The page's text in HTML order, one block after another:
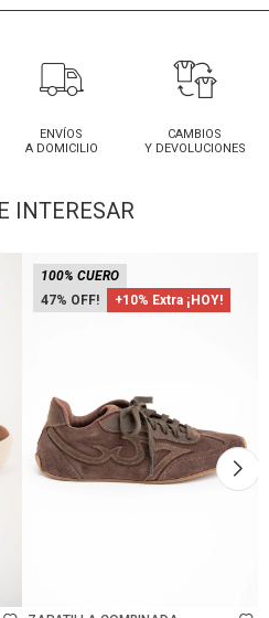
ENVÍOS
A DOMICILIO
CAMBIOS
Y DEVOLUCIONES
INTERESAR
47 +10% Extra ¡HOY!
100% CUERO